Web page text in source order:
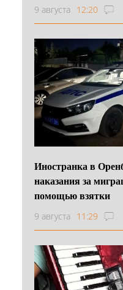
9 августа 12:20
Иностранка в
наказания за
помощью взятки
9 августа 11:29